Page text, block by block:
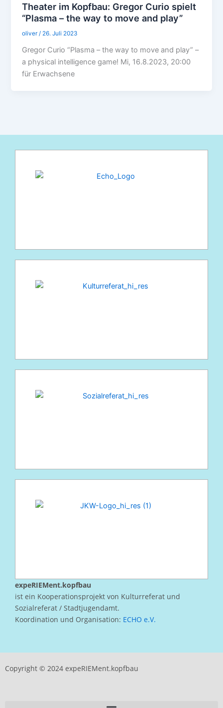
Theater im Kopfbau: Gregor Curio spielt
“Plasma – the way to move and play”
oliver/ 26. Juli 2023
Gregor Curio “Plasma – the way to move and play” –
a physical intelligence game! Mi, 16.8.2023, 20:00
für Erwachsene
expeRIEMent.kopfbau
ist ein Kooperationsprojekt von Kulturreferat und
Sozialreferat / Stadtjugendamt.
Koordination und Organisation: ECHO e.V.
Copyright © 2024 expeRIEMent.kopfbau